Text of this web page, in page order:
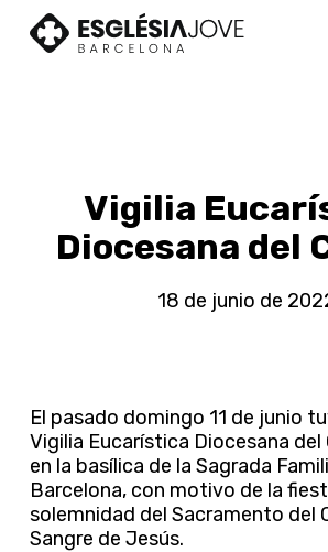
Vigilia
Diocesana del
18 de junio de
El pasado domingo 11 de junio
Vigilia Eucarística Diocesana del
en la basílica de la Sagrada
Barcelona, con motivo de la
solemnidad del Sacramento del
Sangre de Jesús.